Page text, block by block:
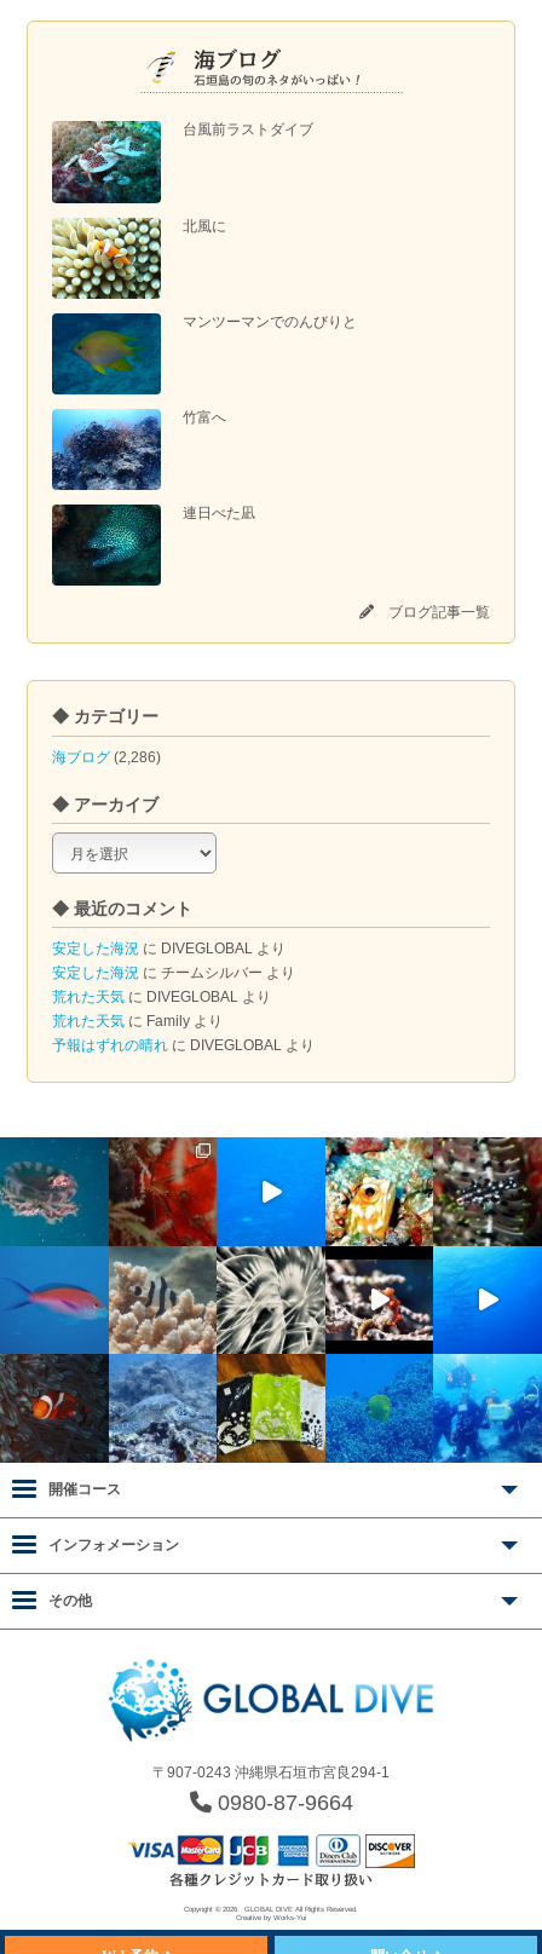
台風前ラストダイブ
北風に
マンツーマンでのんびりと
竹富へ
連日べた凪
ブログ記事一覧
◆ カテゴリー
海ブログ (2,286)
◆ アーカイブ
◆
ア
カ
イ
ブ
◆ 最近のコメント
安定した海況 に DIVEGLOBAL より
安定した海況 にチームシルバー より
荒れた天気 に DIVEGLOBAL より
荒れた天気 に Family より
予報はずれの晴れ に DIVEGLOBAL より
〒907-0243 沖縄県石垣市宮良294-1
0980-87-9664
開催コース
インフォメーション
その他
Copyright © 2026 GLOBAL DIVE All Rights Reserved.
Creative by Works-Yui